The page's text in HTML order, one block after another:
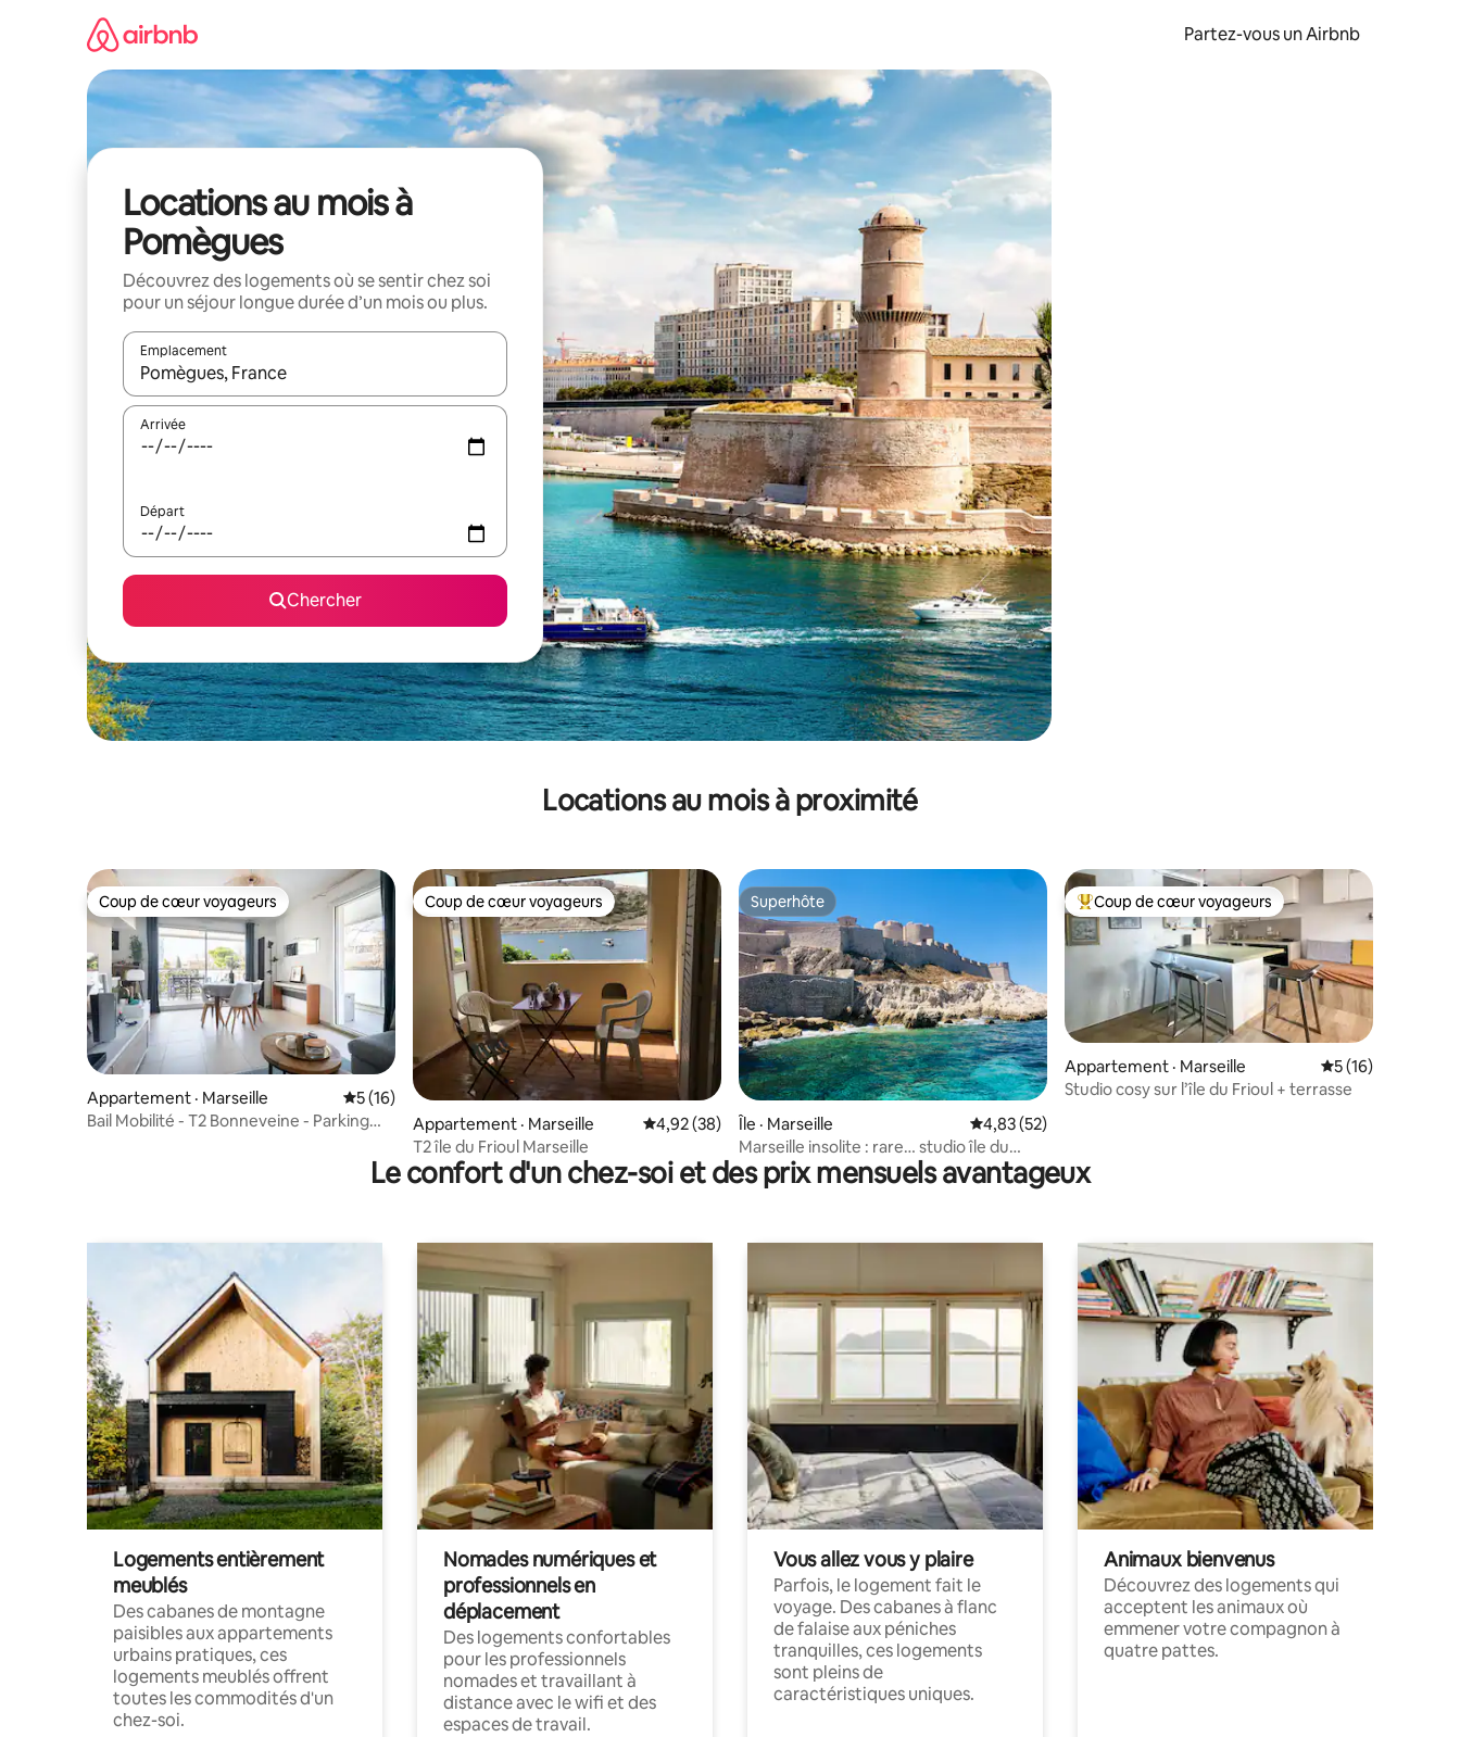
Partez-vous un Airbnb
Locations au mois à
Pomègues
Découvrez des logements où se sentir chez soi
pour un séjour longue durée d’un mois ou plus.
Emplacement
Quand les résultats sont affichés, parcourez-les en utilisant les flèches vers le haut et vers le bas, ou en appuyant dessus et en les faisant glisser.
Arrivée
Départ
Chercher
Locations au mois à proximité
Coup de cœur voyageurs
Coup de cœur voyageurs
Appartement · Marseille Note moyenne de 5 sur 5, 16 commentaires
5 (16)
Bail Mobilité - T2 Bonneveine - Parking
Coup de cœur voyageurs
Coup de cœur voyageurs
Appartement · Marseille Note moyenne de 4,92 sur 5, 38 commentaires
4,92 (38)
T2 île du Frioul Marseille
Superhôte
Superhôte
Île · Marseille Note moyenne de 4,83 sur 5, 52 commentaires
4,83 (52)
Marseille insolite : rare… studio île du
Frioul
Coup de cœur voyageurs parmi les plus aimés
Coup de cœur voyageurs
Appartement · Marseille Note moyenne de
5 (16)
Studio cosy sur l’île du Frioul + terrasse
Le confort d'un chez-soi et des prix mensuels avantageux
Logements entièrement
meublés
Des cabanes de montagne
paisibles aux appartements
urbains pratiques, ces
logements meublés offrent
toutes les commodités d'un
chez-soi.
Nomades numériques et
professionnels en
déplacement
Des logements confortables
pour les professionnels
nomades et travaillant à
distance avec le wifi et des
espaces de travail.
Vous allez vous y plaire
Parfois, le logement fait le
voyage. Des cabanes à flanc
de falaise aux péniches
tranquilles, ces logements
sont pleins de
caractéristiques uniques.
Animaux bienvenus
Découvrez des logements qui
acceptent les animaux où
emmener votre compagnon à
quatre pattes.